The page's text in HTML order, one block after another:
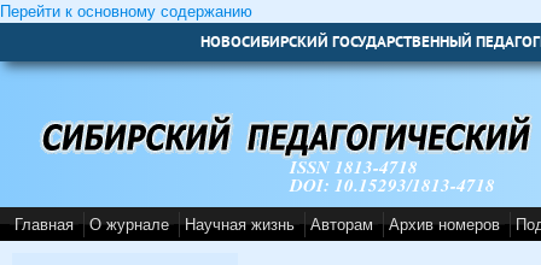
Перейти к основному содержанию
НОВОСИБИРСКИЙ ГОСУДАРСТВЕННЫЙ
ISSN 1813-4718
DOI: 10.15293/1813-4718
Главная О журнале Научная жизнь Авторам Архив номеров